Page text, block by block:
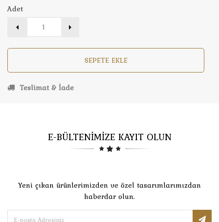
Adet
SEPETE EKLE
Teslimat & İade
E-BÜLTENİMİZE KAYIT OLUN
Yeni çıkan ürünlerimizden ve özel tasarımlarımızdan
haberdar olun.